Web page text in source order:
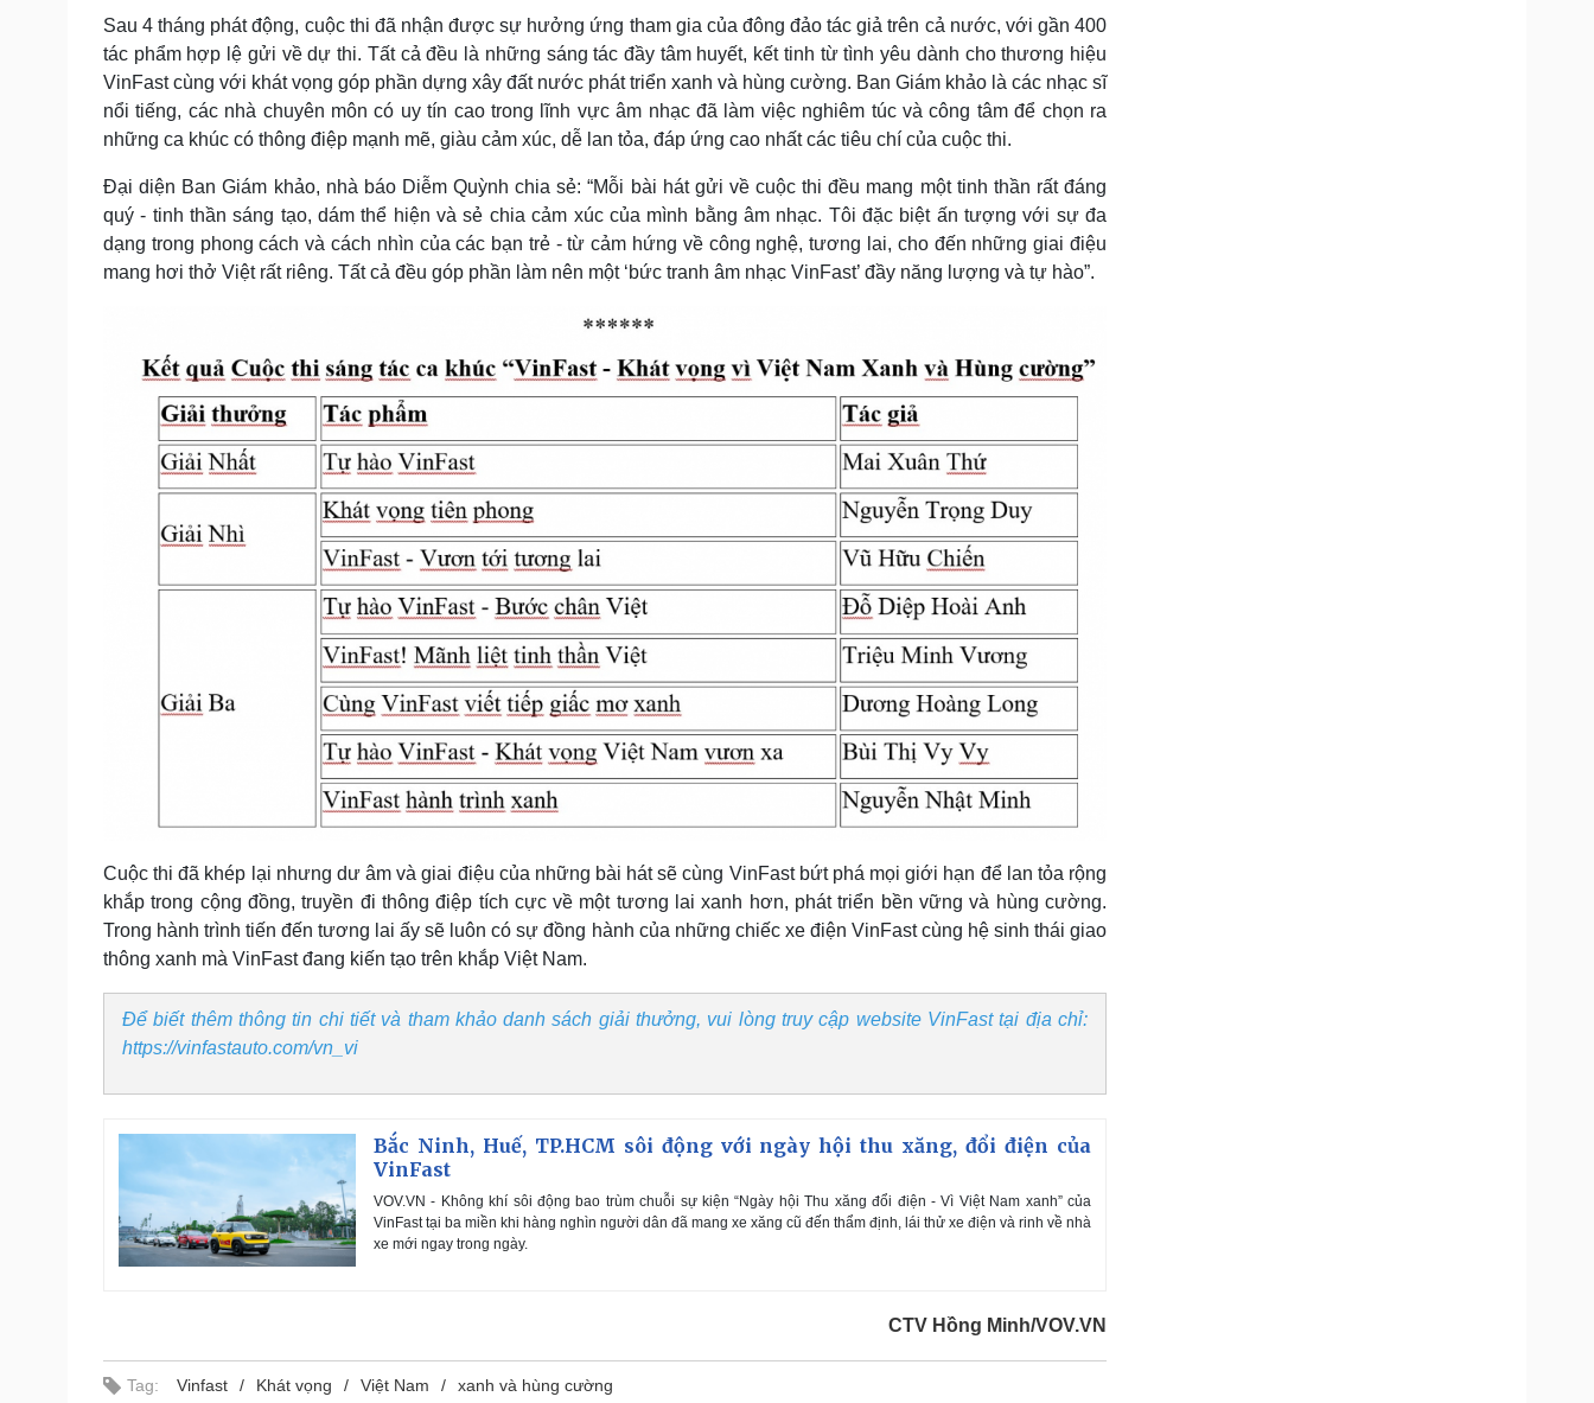
Sau 4 tháng phát động, cuộc thi đã nhận được sự hưởng ứng tham gia của đông đảo tác giả trên cả nước, với gần 400
tác phẩm hợp lệ gửi về dự thi. Tất cả đều là những sáng tác đầy tâm huyết, kết tinh từ tình yêu dành cho thương hiệu
VinFast cùng với khát vọng góp phần dựng xây đất nước phát triển xanh và hùng cường. Ban Giám khảo là các nhạc sĩ
nổi tiếng, các nhà chuyên môn có uy tín cao trong lĩnh vực âm nhạc đã làm việc nghiêm túc và công tâm để chọn ra
những ca khúc có thông điệp mạnh mẽ, giàu cảm xúc, dễ lan tỏa, đáp ứng cao nhất các tiêu chí của cuộc thi.
Đại diện Ban Giám khảo, nhà báo Diễm Quỳnh chia sẻ: “Mỗi bài hát gửi về cuộc thi đều mang một tinh thần rất đáng
quý - tinh thần sáng tạo, dám thể hiện và sẻ chia cảm xúc của mình bằng âm nhạc. Tôi đặc biệt ấn tượng với sự đa
dạng trong phong cách và cách nhìn của các bạn trẻ - từ cảm hứng về công nghệ, tương lai, cho đến những giai điệu
mang hơi thở Việt rất riêng. Tất cả đều góp phần làm nên một ‘bức tranh âm nhạc VinFast’ đầy năng lượng và tự hào”.
Cuộc thi đã khép lại nhưng dư âm và giai điệu của những bài hát sẽ cùng VinFast bứt phá mọi giới hạn để lan tỏa rộng
khắp trong cộng đồng, truyền đi thông điệp tích cực về một tương lai xanh hơn, phát triển bền vững và hùng cường.
Trong hành trình tiến đến tương lai ấy sẽ luôn có sự đồng hành của những chiếc xe điện VinFast cùng hệ sinh thái giao
thông xanh mà VinFast đang kiến tạo trên khắp Việt Nam.
Để biết thêm thông tin chi tiết và tham khảo danh sách giải thưởng, vui lòng truy cập website VinFast tại địa chỉ:
https://vinfastauto.com/vn_vi
Bắc Ninh, Huế, TP.HCM sôi động với ngày hội thu xăng, đổi điện của
VinFast
VOV.VN - Không khí sôi động bao trùm chuỗi sự kiện “Ngày hội Thu xăng đổi điện - Vì Việt Nam xanh” của
VinFast tại ba miền khi hàng nghìn người dân đã mang xe xăng cũ đến thẩm định, lái thử xe điện và rinh về nhà
xe mới ngay trong ngày.
CTV Hồng Minh/VOV.VN
Tag: Vinfast Khát vọng Việt Nam xanh và hùng cường